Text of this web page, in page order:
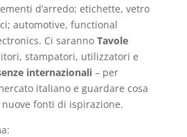
d’arredo; etichette, vetro
automotive, functional
Ci saranno Tavole
stampatori, utilizzatori e
internazionali– per
italiano e guardare cosa
fonti di ispirazione.